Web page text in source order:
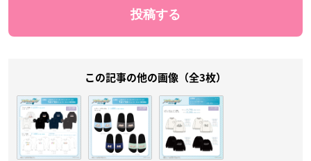
この記事の他の画像（全3枚）